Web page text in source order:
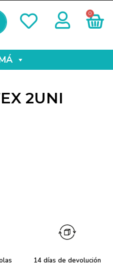
0
2UNI
14 días de devolución